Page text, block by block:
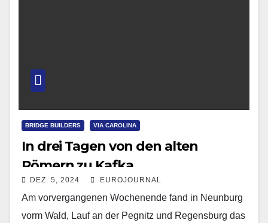
BRIDGE BUILDERS VIA CAROLINA
In drei Tagen von den alten
Römern zu Kafka
DEZ. 5, 2024 EUROJOURNAL
Am vorvergangenen Wochenende fand in Neunburg
vorm Wald, Lauf an der Pegnitz und Regensburg das